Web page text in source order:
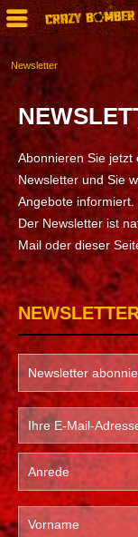
Newsletter
Abonnieren Sie
Newsletter und Sie
Angebote informiert.
Der Newsletter ist
Mail oder dieser